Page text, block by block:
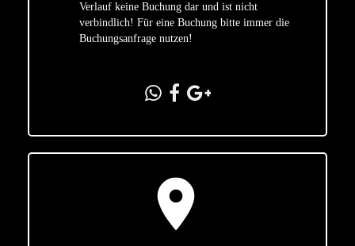
Verlauf keine Buchung dar und ist nicht
verbindlich! Für eine Buchung bitte immer die
Buchungsanfrage nutzen!
location_on